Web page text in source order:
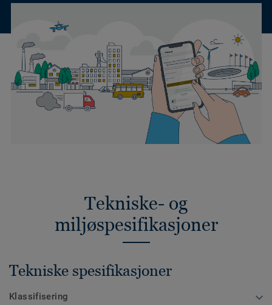
Tekniske- og
miljøspesifikasjoner
Tekniske spesifikasjoner
Klassifisering